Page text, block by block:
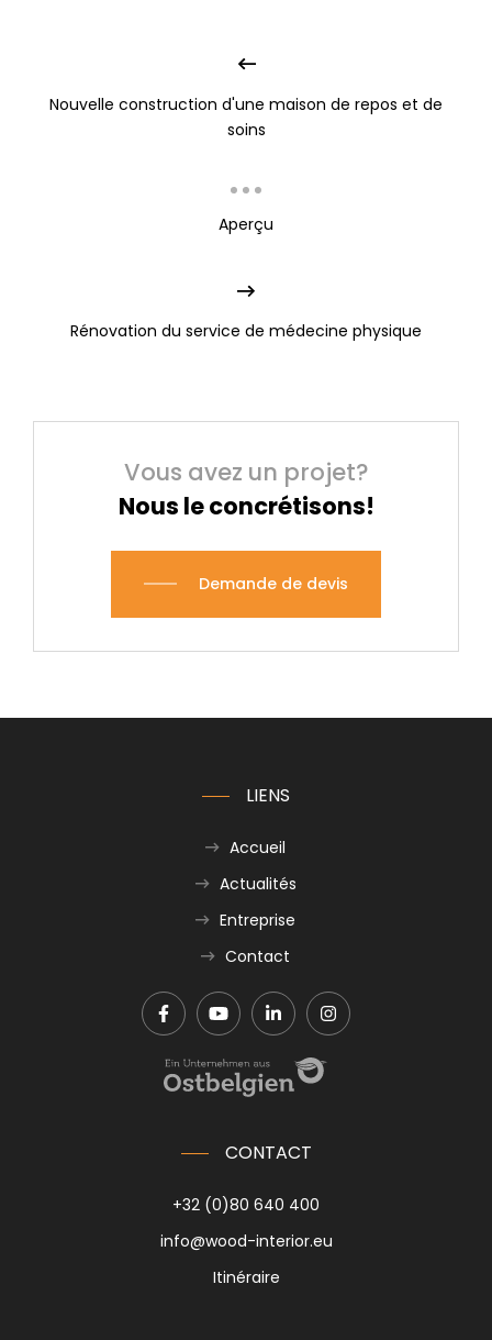
Nouvelle construction d'une maison de repos et de
soins
Aperçu
Rénovation du service de médecine physique
Vous avez un projet?
Nous le concrétisons!
Demande de devis
LIENS
Accueil
Actualités
Entreprise
Contact
CONTACT
+32 (0)80 640 400
info@wood-interior.eu
Itinéraire